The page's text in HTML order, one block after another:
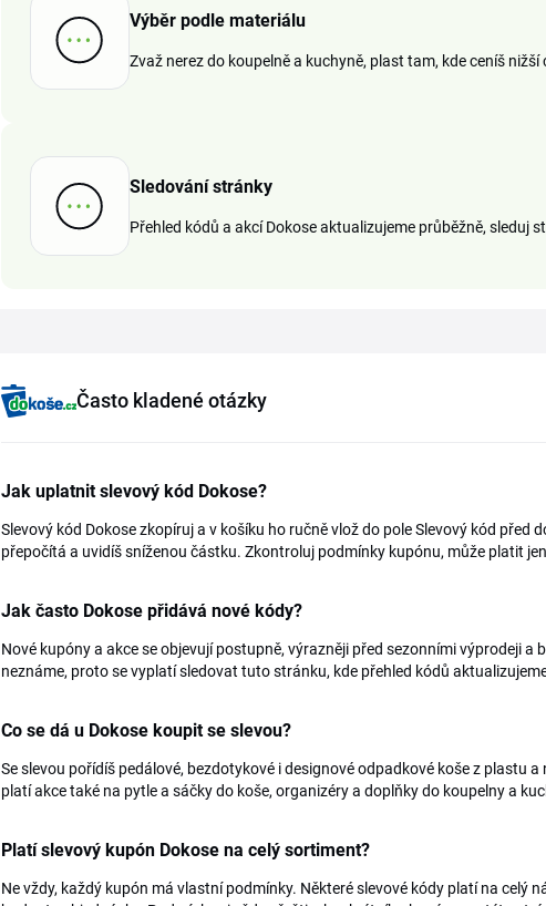
Výběr podle materiálu
Zvaž nerez do koupelně a kuchyně, plast tam, kde ceníš
Sledování stránky
Přehled kódů a akcí Dokose aktualizujeme průběžně, sleduj
Často kladené otázky
Jak uplatnit slevový kód Dokose?
Slevový kód Dokose zkopíruj a v košíku ho ručně vlož do pole Slevový kód před
přepočítá a uvidíš sníženou částku. Zkontroluj podmínky kupónu, může platit
Jak často Dokose přidává nové kódy?
Nové kupóny a akce se objevují postupně, výrazněji před sezonními výprodeji
neznáme, proto se vyplatí sledovat tuto stránku, kde přehled kódů
Co se dá u Dokose koupit se slevou?
Se slevou pořídíš pedálové, bezdotykové i designové odpadkové koše z plastu
platí akce také na pytle a sáčky do koše, organizéry a doplňky do koupelny a
Platí slevový kupón Dokose na celý sortiment?
Ne vždy, každý kupón má vlastní podmínky. Některé slevové kódy platí na celý